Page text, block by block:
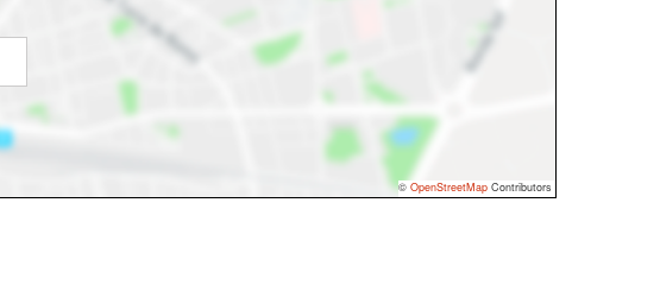
© OpenStreetMap Contributors